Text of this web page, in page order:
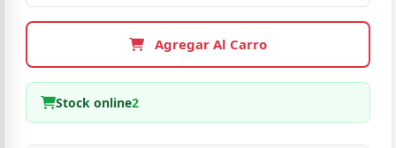
Agregar Al Carro
Stock online2